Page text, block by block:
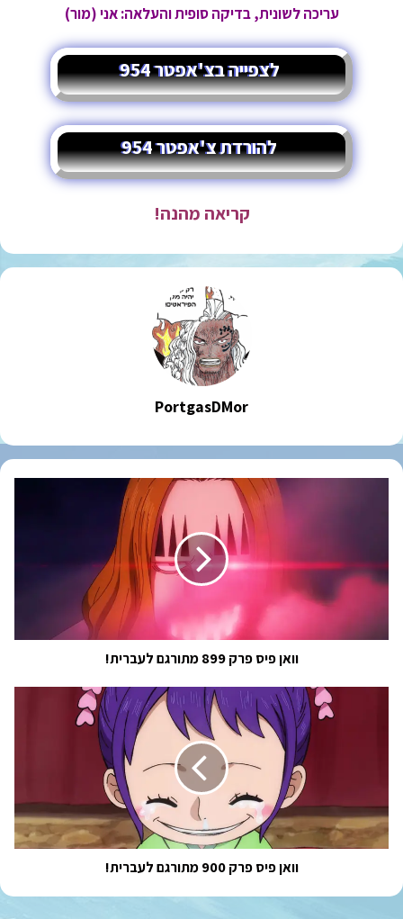
עריכה לשונית, בדיקה סופית והעלאה: אני (מור)
לצפייה בצ'אפטר 954
להורדת צ'אפטר 954
קריאה מהנה!
PortgasDMor
מתורגם
לעברית!
וואן פיס פרק 899 מתורגם לעברית!
וואן פיס פרק 900 מתורגם לעברית!